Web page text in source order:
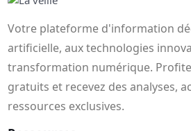
Votre plateforme d'information
artificielle, aux technologies
transformation numérique.
gratuits et recevez des analyses,
ressources exclusives.